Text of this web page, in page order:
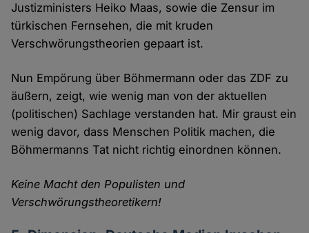
Justizministers Heiko Maas, sowie die Zensur im
türkischen Fernsehen, die mit kruden
Verschwörungstheorien gepaart ist.
Nun Empörung über Böhmermann oder das ZDF zu
äußern, zeigt, wie wenig man von der aktuellen
(politischen) Sachlage verstanden hat. Mir graust ein
wenig davor, dass Menschen Politik machen, die
Böhmermanns Tat nicht richtig einordnen können.
Keine Macht den Populisten und
Verschwörungstheoretikern!